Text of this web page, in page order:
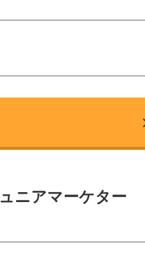
ニアマーケター